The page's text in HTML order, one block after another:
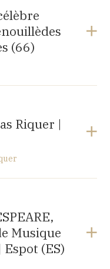
Clermont-
(66)
Riquer |
Musique
(ES)